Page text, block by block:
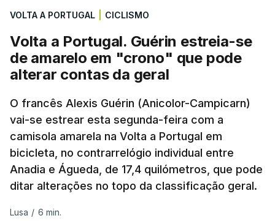
VOLTA A PORTUGAL CICLISMO
Volta a Portugal. Guérin estreia-se
de amarelo em "crono" que pode
alterar contas da geral
O francês Alexis Guérin (Anicolor-Campicarn)
vai-se estrear esta segunda-feira com a
camisola amarela na Volta a Portugal em
bicicleta, no contrarrelógio individual entre
Anadia e Águeda, de 17,4 quilómetros, que pode
ditar alterações no topo da classificação geral.
Lusa / 6 min.